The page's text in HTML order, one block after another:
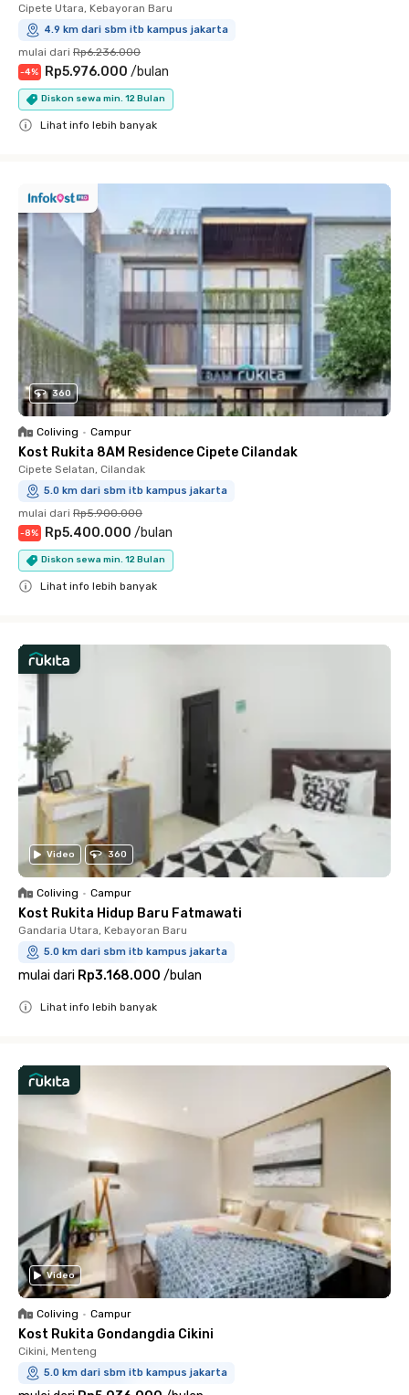
Cipete Utara, Kebayoran Baru
4.9 km dari sbm itb kampus jakarta
mulai dari Rp6.236.000
-4% Rp5.976.000 /bulan
Diskon sewa min. 12 Bulan
Lihat info lebih banyak
360
Coliving • Campur
Kost Rukita 8AM Residence Cipete Cilandak
Cipete Selatan, Cilandak
5.0 km dari sbm itb kampus jakarta
mulai dari Rp5.900.000
-8% Rp5.400.000 /bulan
Diskon sewa min. 12 Bulan
Lihat info lebih banyak
Video 360
Coliving • Campur
Kost Rukita Hidup Baru Fatmawati
Gandaria Utara, Kebayoran Baru
5.0 km dari sbm itb kampus jakarta
mulai dari Rp3.168.000 /bulan
Lihat info lebih banyak
Video
Coliving • Campur
Kost Rukita Gondangdia Cikini
Cikini, Menteng
5.0 km dari sbm itb kampus jakarta